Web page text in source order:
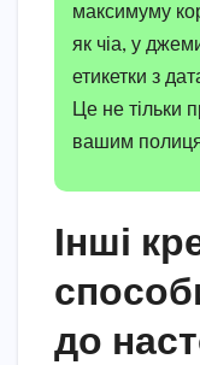
максимуму
як чіа, у
етикетки з
Це не тільки
вашим
Інші
до